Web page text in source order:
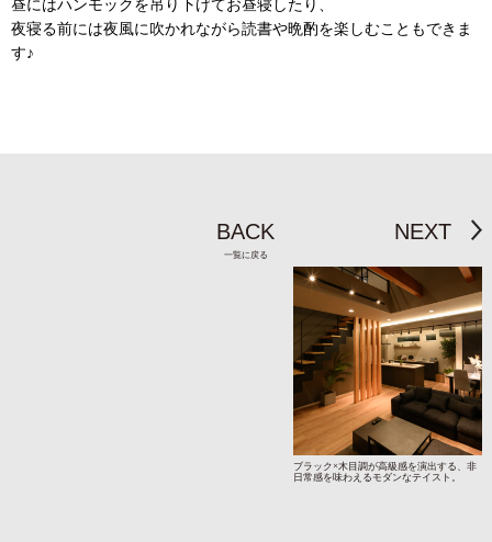
昼にはハンモックを吊り下げてお昼寝したり、
夜寝る前には夜風に吹かれながら読書や晩酌を楽しむこともできま
す♪
BACK
一覧に戻る
NEXT
ブラック×木目調が高級感を演出する、非
日常感を味わえるモダンなテイスト。